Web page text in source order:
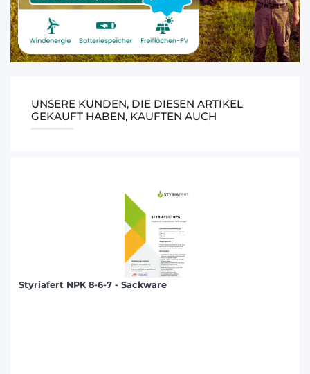
UNSERE KUNDEN, DIE DIESEN ARTIKEL
GEKAUFT HABEN, KAUFTEN AUCH
Styriafert NPK 8-6-7 - Sackware